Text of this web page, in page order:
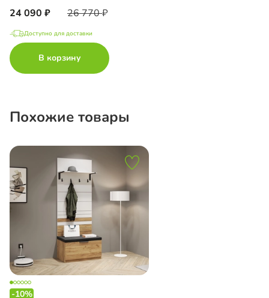
24 090 26 770
Доступно для доставки
В корзину
Похожие товары
-10%